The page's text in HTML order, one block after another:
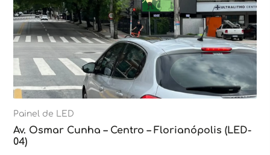
Painel de LED
Av. Osmar Cunha – Centro – Florianópolis (LED-
04)